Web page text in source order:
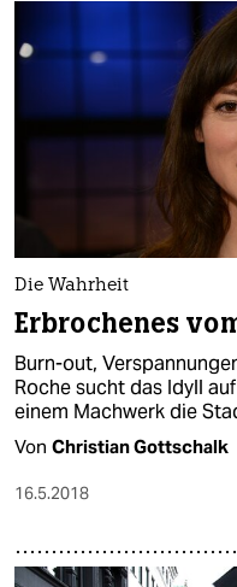
fragen & hilfe
unterstützen
genossenschaft
Die Wahrheit
Erbrochenes
Burn-out,
Roche sucht das Idyll
einem Machwerk die
Von Christian Gottschalk
16.5.2018